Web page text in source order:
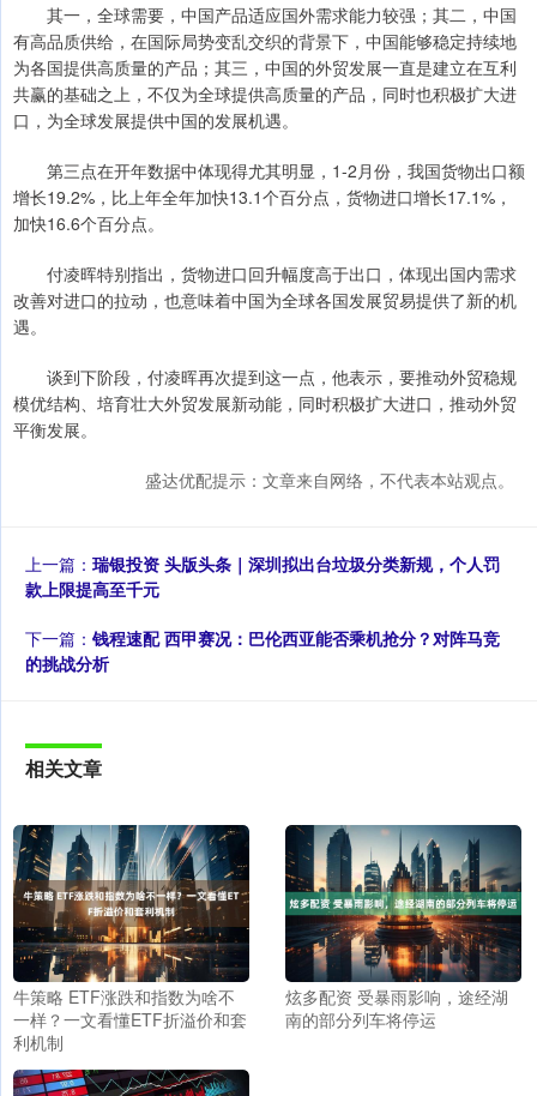
其一，全球需要，中国产品适应国外需求能力较强；其二，中国
有高品质供给，在国际局势变乱交织的背景下，中国能够稳定持续地
为各国提供高质量的产品；其三，中国的外贸发展一直是建立在互利
共赢的基础之上，不仅为全球提供高质量的产品，同时也积极扩大进
口，为全球发展提供中国的发展机遇。
第三点在开年数据中体现得尤其明显，1-2月份，我国货物出口额
增长19.2%，比上年全年加快13.1个百分点，货物进口增长17.1%，
加快16.6个百分点。
付凌晖特别指出，货物进口回升幅度高于出口，体现出国内需求
改善对进口的拉动，也意味着中国为全球各国发展贸易提供了新的机
遇。
谈到下阶段，付凌晖再次提到这一点，他表示，要推动外贸稳规
模优结构、培育壮大外贸发展新动能，同时积极扩大进口，推动外贸
平衡发展。
盛达优配提示：文章来自网络，不代表本站观点。
上一篇： 瑞银投资 头版头条｜深圳拟出台垃圾分类新规，个人罚
款上限提高至千元
下一篇： 钱程速配 西甲赛况：巴伦西亚能否乘机抢分？对阵马竞
的挑战分析
相关文章
牛策略 ETF涨跌和指数为啥不
一样？一文看懂ETF折溢价和套
利机制
炫多配资 受暴雨影响，途经湖
南的部分列车将停运